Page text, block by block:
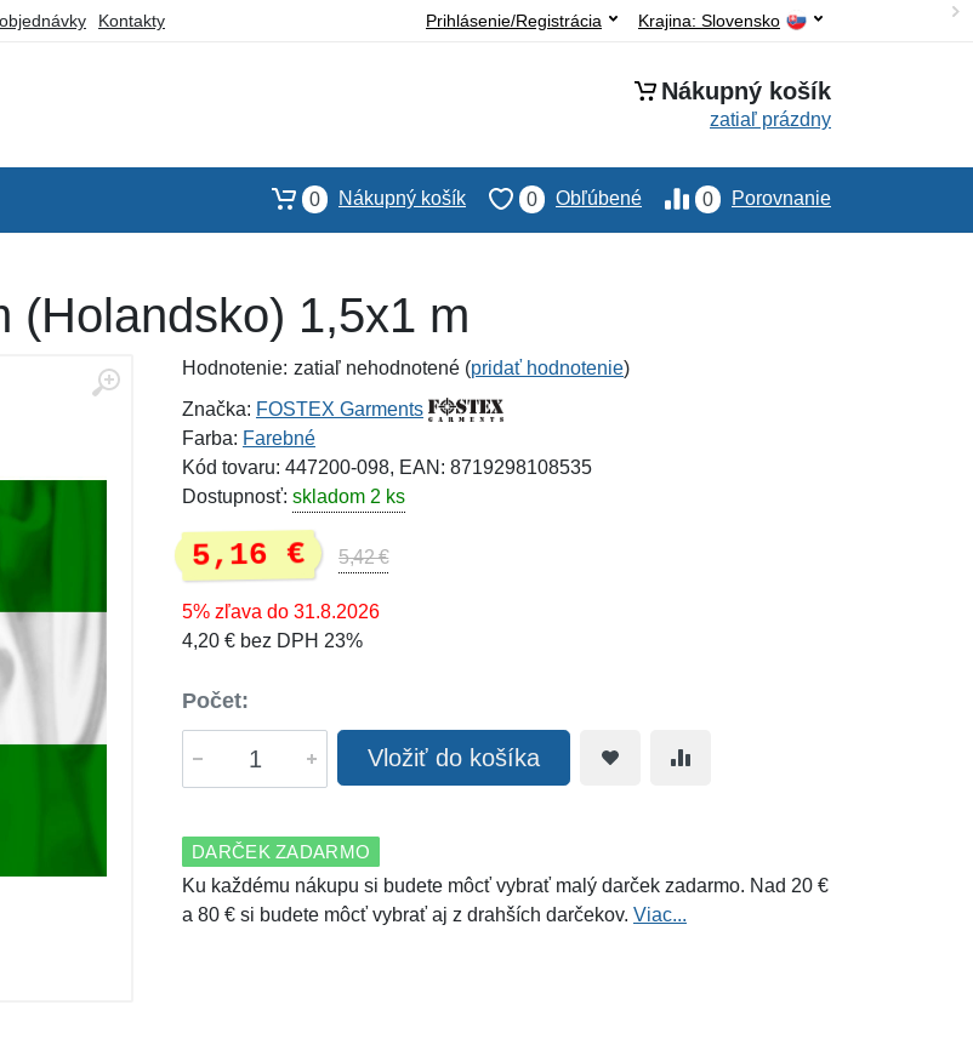
Kontakty Krajina: Slovensko
Prihlásenie/Registrácia
Nákupný košík
zatiaľ prázdny
0 Porovnanie
0 Obľúbené
0 Nákupný košík
(Holandsko) 1,5x1 m
Hodnotenie: zatiaľ nehodnotené (pridať hodnotenie)
Značka: FOSTEX Garments
Farba: Farebné
Kód tovaru: 447200-098, EAN: 8719298108535
Dostupnosť: skladom 2 ks
5,16 € 5,42 €
5% zľava do 31.8.2026
4,20 € bez DPH 23%
Počet:
Vložiť do košíka
DARČEK ZADARMO
Ku každému nákupu si budete môcť vybrať malý darček zadarmo. Nad 20 €
a 80 € si budete môcť vybrať aj z drahších darčekov. Viac...